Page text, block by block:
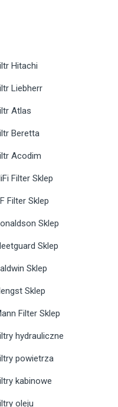
Hitachi
Liebherr
Atlas
Beretta
Acodim
Filter Sklep
Filter Sklep
Sklep
Sklep
Sklep
Sklep
Filter Sklep
hydrauliczne
powietrza
kabinowe
oleju